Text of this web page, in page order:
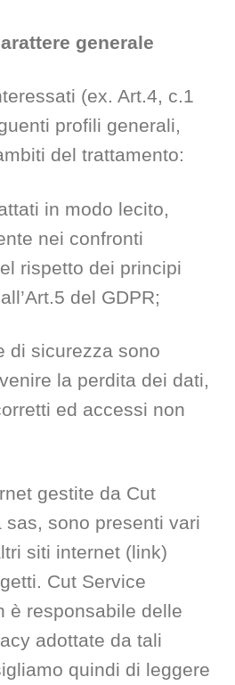
generale
(ex. Art.4, c.1
profili generali,
del trattamento:
in modo lecito,
nei confronti
rispetto dei principi
del GDPR;
di sicurezza sono
la perdita dei dati,
ed accessi non
gestite da Cut
sas, sono presenti vari
siti internet (link)
Cut Service
è responsabile delle
adottate da tali
quindi di leggere